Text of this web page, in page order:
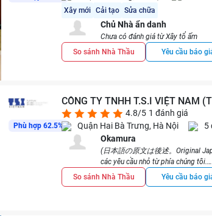
Xây mới Cải tạo Sửa chữa
Chủ Nhà ẩn danh
Chưa có đánh giá từ Xây tổ ấm
So sánh Nhà Thầu
Yêu cầu báo
Phù hợp 62.5%
CÔNG TY TNHH T.S.I VIỆT NAM
4.8/5 1 đánh giá
Quận Hai Bà Trưng, Hà Nội
5
Okamura
(日本語の原文は後述。Original
các yêu cầu nhỏ từ phía chúng tôi.
細かい当方からの要求に際して
So sánh Nhà Thầu Yêu cầu báo